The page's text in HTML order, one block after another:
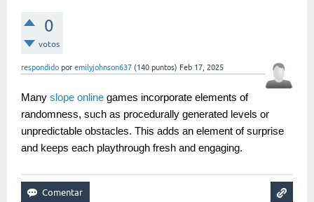
0
votos
respondido por emilyjohnson637 (140 puntos) Feb 17, 2025
Many slope online games incorporate elements of
randomness, such as procedurally generated levels or
unpredictable obstacles. This adds an element of surprise
and keeps each playthrough fresh and engaging.